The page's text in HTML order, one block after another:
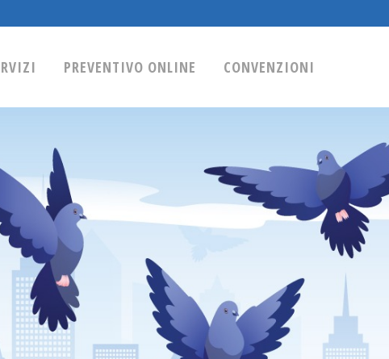
PREVENTIVO ONLINE CONVENZIONI